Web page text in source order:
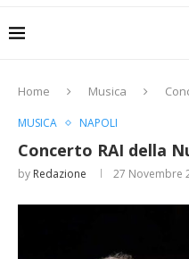
Home Musica
MUSICA NAPOLI
Concerto RAI della
by Redazione 27 Novembre